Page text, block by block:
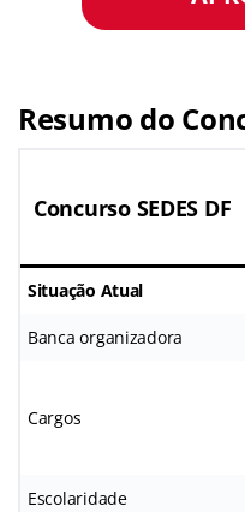
Resumo do
Concurso SEDES DF
Situação Atual
Banca organizadora
Cargos
Escolaridade